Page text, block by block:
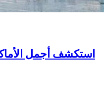
استكشف أجمل